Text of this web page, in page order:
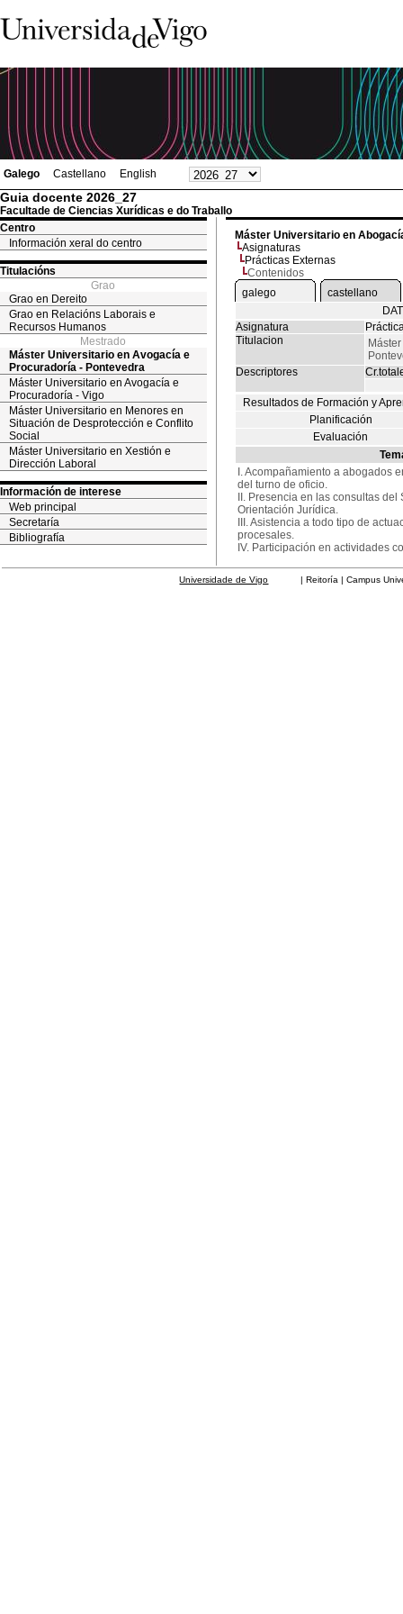
Galego Castellano English
Guia docente 2026_27
Facultade de Ciencias Xurídicas e do Traballo
Centro
Información xeral do centro
Titulacións
Grao
Grao en Dereito
Grao en Relacións Laborais e
Recursos Humanos
Mestrado
Máster Universitario en Avogacía e
Procuradoría - Pontevedra
Máster Universitario en Avogacía e
Procuradoría - Vigo
Máster Universitario en Menores en
Situación de Desprotección e Conflito
Social
Máster Universitario en Xestión e
Dirección Laboral
Información de interese
Web principal
Secretaría
Bibliografía
Máster Universitario en
Asignaturas
Prácticas Externas
Contenidos
galego
castellano
Asignatura
Titulacion
Descriptores
Resultados de Formación y
Planificación
Evaluación
I. Acompañamiento a abogados
del turno de oficio.
II. Presencia en las consultas del
Orientación Jurídica.
III. Asistencia a todo tipo de
procesales.
IV. Participación en actividades
Universidade de Vigo | Reitoría | Campus